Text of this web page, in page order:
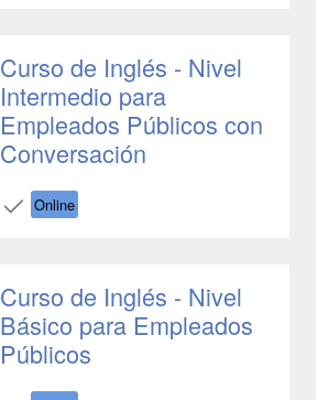
Curso de Inglés - Nivel
Intermedio para
Empleados Públicos con
Conversación
Online
Curso de Inglés - Nivel
Básico para Empleados
Públicos